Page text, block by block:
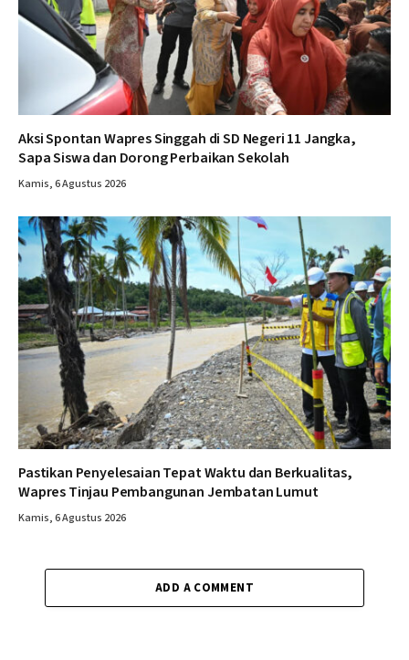
Aksi Spontan Wapres Singgah di SD Negeri 11 Jangka,
Sapa Siswa dan Dorong Perbaikan Sekolah
Kamis, 6 Agustus 2026
Pastikan Penyelesaian Tepat Waktu dan Berkualitas,
Wapres Tinjau Pembangunan Jembatan Lumut
Kamis, 6 Agustus 2026
ADD A COMMENT